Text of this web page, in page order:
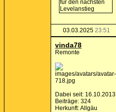
03.03.2025 23:51
vinda78
Remonte
Dabei seit: 16.10.2013
Beiträge: 324
Herkunft: Allgäu